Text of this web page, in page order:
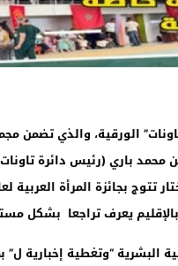
العدد 420 (يونيو2025) من مجلة “صدى تاونات” الورقية،
محمد باري (رئيس دائرة
يعرف تراجعا بشكل
للمبادرة الوطنية للتنمية البشرية “وتغطية